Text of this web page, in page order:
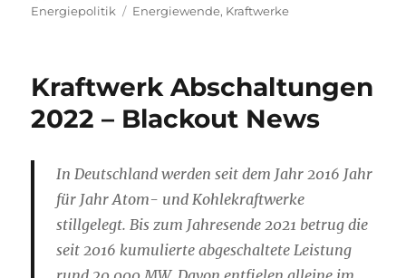
am
Energiepolitik
Schlagwörter
Energiewende, Kraftwerke
Kraftwerk Abschaltungen
2022 – Blackout News
In Deutschland werden seit dem Jahr 2016 Jahr
für Jahr Atom- und Kohlekraftwerke
stillgelegt. Bis zum Jahresende 2021 betrug die
seit 2016 kumulierte abgeschaltete Leistung